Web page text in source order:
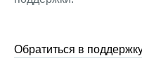
Обратиться в